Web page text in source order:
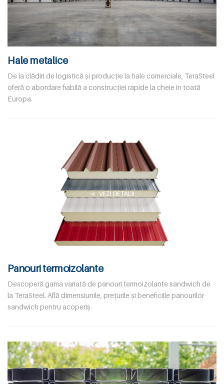
Hale metalice
De la clădiri de logistică și producție la hale comerciale, TeraSteel
oferă o abordare fiabilă a construcției rapide la cheie în toată
Europa.
VEZI DETALII
Panouri termoizolante
Descoperă gama variată de panouri termoizolante sandwich de
la TeraSteel. Află dimensiunile, prețurile și beneficiile panourilor
sandwich pentru acoperiș.